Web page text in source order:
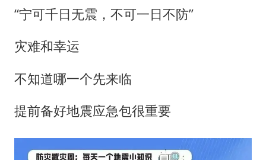
“宁可千日无震，不可一日不防”
灾难和幸运
不知道哪一个先来临
提前备好地震应急包很重要